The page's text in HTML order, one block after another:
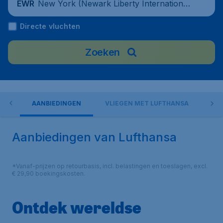
EWR New York (Newark Liberty International
Airport), Verenigde Staten
Directe vluchten
Zoeken
AANBIEDINGEN VLIEGEN MET LUFTHANSA
Aanbiedingen van Lufthansa
*Vanaf-prijzen op retourbasis, incl. belastingen en toeslagen, excl.
€ 29,90 boekingskosten.
Ontdek wereldse